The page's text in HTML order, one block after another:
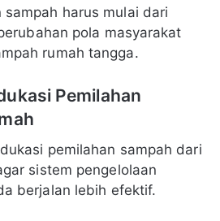
sampah harus mulai dari
pola masyarakat
rumah tangga.
Pemilahan
pemilahan sampah dari
sistem pengelolaan
berjalan lebih efektif.